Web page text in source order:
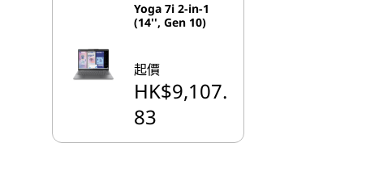
Yoga 7i 2-in-1
(14'', Gen 10)
起價
HK$9,107.
83